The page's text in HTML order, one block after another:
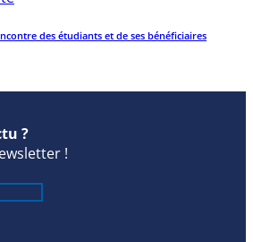
des étudiants et de ses bénéficiaires
?
!